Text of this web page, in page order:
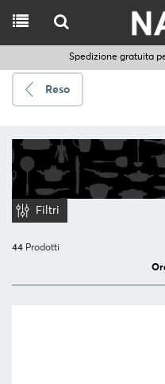
Spedire
Scegli
lingua
Spedizione gratuita
Reso
Filtri
44 Prodotti